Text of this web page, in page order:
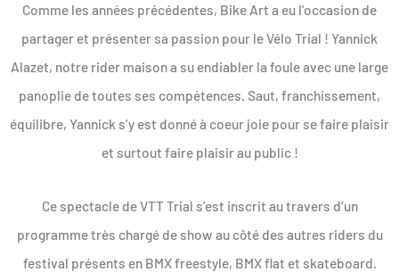
Comme les années précédentes, Bike Art a eu l’occasion de
partager et présenter sa passion pour le Vélo Trial ! Yannick
Alazet, notre rider maison a su endiabler la foule avec une large
panoplie de toutes ses compétences. Saut, franchissement,
équilibre, Yannick s’y est donné à coeur joie pour se faire plaisir
et surtout faire plaisir au public !
Ce spectacle de VTT Trial s’est inscrit au travers d’un
programme très chargé de show au côté des autres riders du
festival présents en BMX freestyle, BMX flat et skateboard.